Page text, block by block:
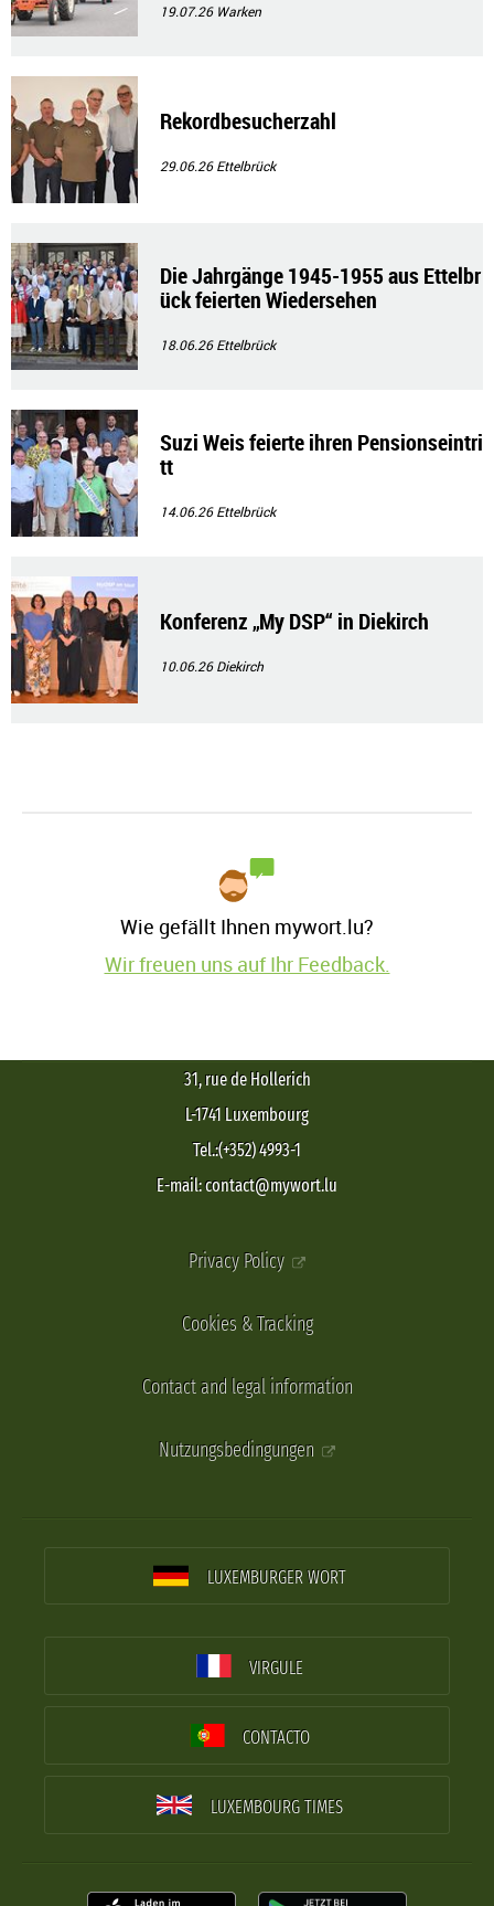
19.07.26 Warken
Rekordbesucherzahl
29.06.26Ettelbrück
Die Jahrgänge 1945-1955 aus Ettelbr
ück feierten Wiedersehen
18.06.26Ettelbrück
Suzi Weis feierte ihren Pensionseintri
tt
14.06.26Ettelbrück
Konferenz „My DSP“ in Diekirch
10.06.26Diekirch
Wie gefällt Ihnen mywort.lu?
Wir freuen uns auf Ihr Feedback.
31, rue de Hollerich
L-1741 Luxembourg
Tel.:(+352) 4993-1
E-mail: contact@mywort.lu
Privacy Policy
Cookies & Tracking
Contact and legal information
Nutzungsbedingungen
LUXEMBURGER WORT
VIRGULE
CONTACTO
LUXEMBOURG TIMES